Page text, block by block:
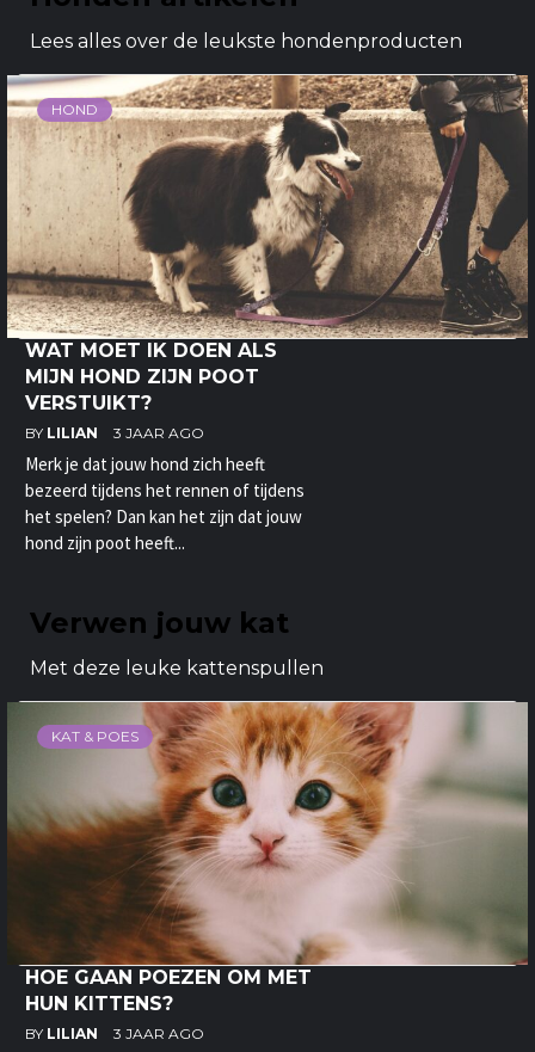
Lees alles over de leukste hondenproducten
HOND
WAT MOET IK DOEN ALS
MIJN HOND ZIJN POOT
VERSTUIKT?
BY LILIAN 3 JAAR AGO
Merk je dat jouw hond zich heeft
bezeerd tijdens het rennen of tijdens
het spelen? Dan kan het zijn dat jouw
hond zijn poot heeft...
Verwen jouw kat
Met deze leuke kattenspullen
KAT & POES
HOE GAAN POEZEN OM MET
HUN KITTENS?
BY LILIAN 3 JAAR AGO